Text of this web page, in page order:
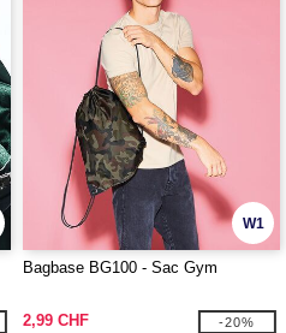
W1
Bagbase BG100 - Sac Gym
2,99 CHF -20%